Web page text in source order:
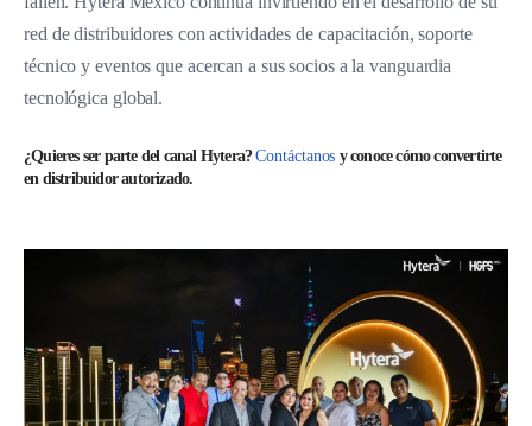
red de distribuidores con actividades de capacitación, soporte
técnico y eventos que acercan a sus socios a la vanguardia
tecnológica global.
¿Quieres ser parte del canal Hytera?Contáctanos y conoce cómo convertirte
en distribuidor autorizado.